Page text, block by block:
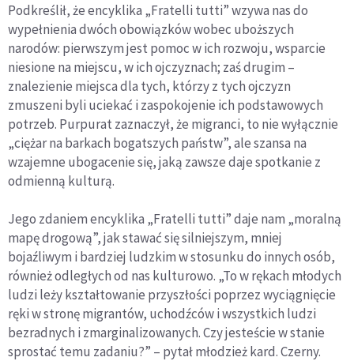
Podkreślił, że encyklika „Fratelli tutti” wzywa nas do
wypełnienia dwóch obowiązków wobec uboższych
narodów: pierwszym jest pomoc w ich rozwoju, wsparcie
niesione na miejscu, w ich ojczyznach; zaś drugim –
znalezienie miejsca dla tych, którzy z tych ojczyzn
zmuszeni byli uciekać i zaspokojenie ich podstawowych
potrzeb. Purpurat zaznaczył, że migranci, to nie wyłącznie
„ciężar na barkach bogatszych państw”, ale szansa na
wzajemne ubogacenie się, jaką zawsze daje spotkanie z
odmienną kulturą.
Jego zdaniem encyklika „Fratelli tutti” daje nam „moralną
mapę drogową”, jak stawać się silniejszym, mniej
bojaźliwym i bardziej ludzkim w stosunku do innych osób,
również odległych od nas kulturowo. „To w rękach młodych
ludzi leży kształtowanie przyszłości poprzez wyciągnięcie
ręki w stronę migrantów, uchodźców i wszystkich ludzi
bezradnych i zmarginalizowanych. Czy jesteście w stanie
sprostać temu zadaniu?” – pytał młodzież kard. Czerny.